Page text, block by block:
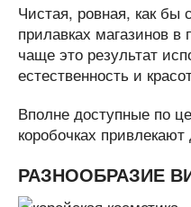
Чистая, ровная, как бы
прилавках магазинов
чаще это результат
естественность и
Вполне доступные по
коробочках
РАЗНООБРАЗИЕ